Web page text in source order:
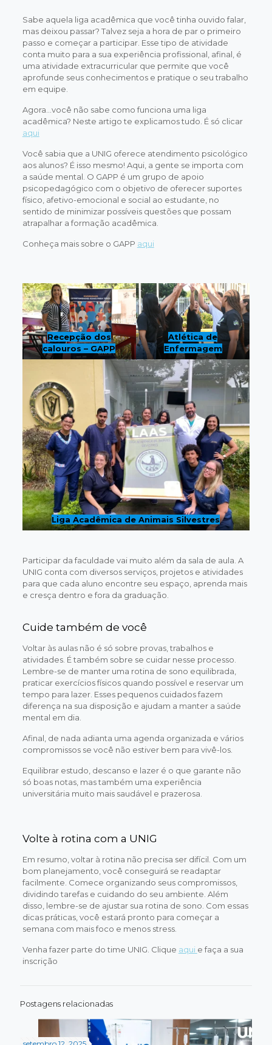
Sabe aquela liga acadêmica que você tinha ouvido falar,
mas deixou passar? Talvez seja a hora de par o primeiro
passo e começar a participar. Esse tipo de atividade
conta muito para a sua experiência profissional, afinal, é
uma atividade extracurricular que permite que você
aprofunde seus conhecimentos e pratique o seu trabalho
em equipe.
Agora…você não sabe como funciona uma liga
acadêmica? Neste artigo te explicamos tudo. É só clicar
aqui
Você sabia que a UNIG oferece atendimento psicológico
aos alunos? É isso mesmo! Aqui, a gente se importa com
a saúde mental. O GAPP é um grupo de apoio
psicopedagógico com o objetivo de oferecer suportes
físico, afetivo-emocional e social ao estudante, no
sentido de minimizar possíveis questões que possam
atrapalhar a formação acadêmica.
Conheça mais sobre o GAPP aqui
Recepção dos
calouros – GAPP
Atlética de
Enfermagem
Liga Acadêmica de Animais Silvestres
Participar da faculdade vai muito além da sala de aula. A
UNIG conta com diversos serviços, projetos e atividades
para que cada aluno encontre seu espaço, aprenda mais
e cresça dentro e fora da graduação.
Cuide também de você
Voltar às aulas não é só sobre provas, trabalhos e
atividades. É também sobre se cuidar nesse processo.
Lembre-se de manter uma rotina de sono equilibrada,
praticar exercícios físicos quando possível e reservar um
tempo para lazer. Esses pequenos cuidados fazem
diferença na sua disposição e ajudam a manter a saúde
mental em dia.
Afinal, de nada adianta uma agenda organizada e vários
compromissos se você não estiver bem para vivê-los.
Equilibrar estudo, descanso e lazer é o que garante não
só boas notas, mas também uma experiência
universitária muito mais saudável e prazerosa.
Volte à rotina com a UNIG
Em resumo, voltar à rotina não precisa ser difícil. Com um
bom planejamento, você conseguirá se readaptar
facilmente. Comece organizando seus compromissos,
dividindo tarefas e cuidando do seu ambiente. Além
disso, lembre-se de ajustar sua rotina de sono. Com essas
dicas práticas, você estará pronto para começar a
semana com mais foco e menos stress.
Venha fazer parte do time UNIG. Clique aqui e faça a sua
inscrição
Postagens relacionadas